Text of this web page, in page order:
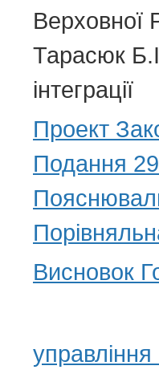
Верховної
Тарасюк
інтеграції
Проект
Подання
Висновок